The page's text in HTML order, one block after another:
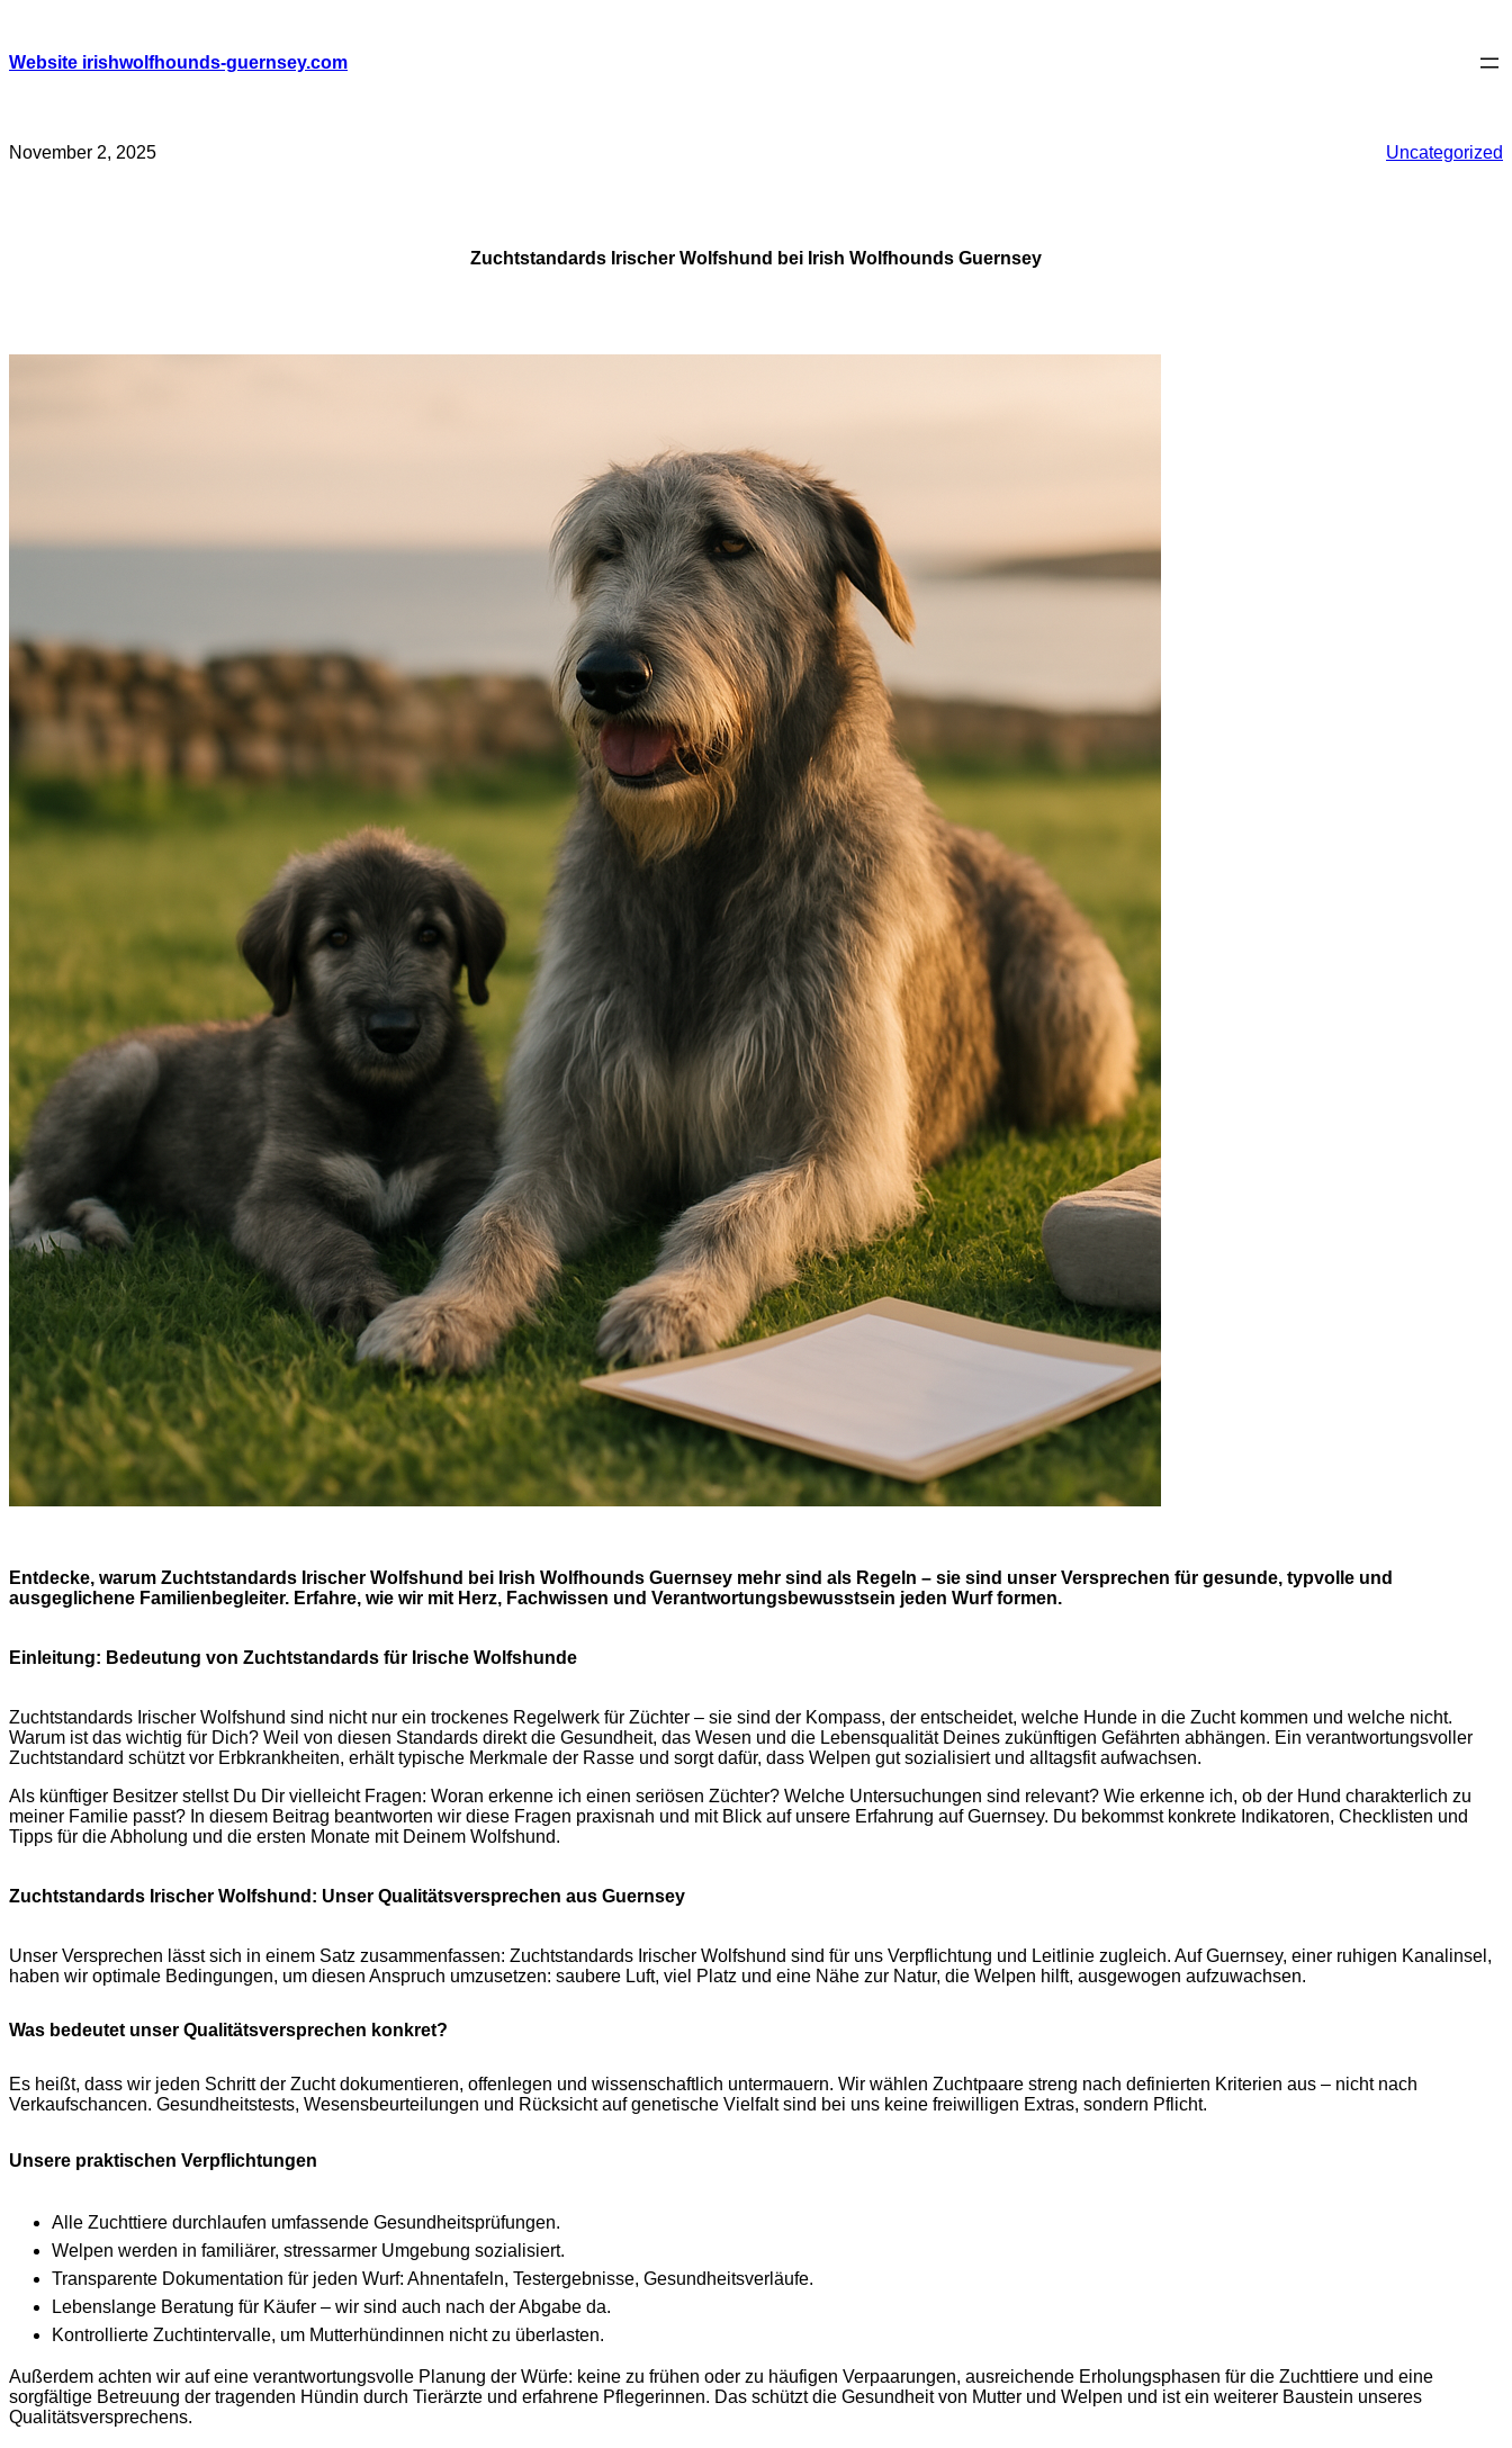
content
Website irishwolfhounds-guernsey.com
November 2, 2025 Uncategorized
Zuchtstandards Irischer Wolfshund bei Irish Wolfhounds Guernsey
Entdecke, warum Zuchtstandards Irischer Wolfshund bei Irish Wolfhounds Guernsey mehr sind als Regeln – sie sind unser Versprechen für gesunde, typvolle und
ausgeglichene Familienbegleiter. Erfahre, wie wir mit Herz, Fachwissen und Verantwortungsbewusstsein jeden Wurf formen.
Einleitung: Bedeutung von Zuchtstandards für Irische Wolfshunde
Zuchtstandards Irischer Wolfshund sind nicht nur ein trockenes Regelwerk für Züchter – sie sind der Kompass, der entscheidet, welche Hunde in die Zucht kommen und welche nicht.
Warum ist das wichtig für Dich? Weil von diesen Standards direkt die Gesundheit, das Wesen und die Lebensqualität Deines zukünftigen Gefährten abhängen. Ein verantwortungsvoller
Zuchtstandard schützt vor Erbkrankheiten, erhält typische Merkmale der Rasse und sorgt dafür, dass Welpen gut sozialisiert und alltagsfit aufwachsen.
Als künftiger Besitzer stellst Du Dir vielleicht Fragen: Woran erkenne ich einen seriösen Züchter? Welche Untersuchungen sind relevant? Wie erkenne ich, ob der Hund charakterlich zu
meiner Familie passt? In diesem Beitrag beantworten wir diese Fragen praxisnah und mit Blick auf unsere Erfahrung auf Guernsey. Du bekommst konkrete Indikatoren, Checklisten und
Tipps für die Abholung und die ersten Monate mit Deinem Wolfshund.
Zuchtstandards Irischer Wolfshund: Unser Qualitätsversprechen aus Guernsey
Unser Versprechen lässt sich in einem Satz zusammenfassen: Zuchtstandards Irischer Wolfshund sind für uns Verpflichtung und Leitlinie zugleich. Auf Guernsey, einer ruhigen Kanalinsel,
haben wir optimale Bedingungen, um diesen Anspruch umzusetzen: saubere Luft, viel Platz und eine Nähe zur Natur, die Welpen hilft, ausgewogen aufzuwachsen.
Was bedeutet unser Qualitätsversprechen konkret?
Es heißt, dass wir jeden Schritt der Zucht dokumentieren, offenlegen und wissenschaftlich untermauern. Wir wählen Zuchtpaare streng nach definierten Kriterien aus – nicht nach
Verkaufschancen. Gesundheitstests, Wesensbeurteilungen und Rücksicht auf genetische Vielfalt sind bei uns keine freiwilligen Extras, sondern Pflicht.
Unsere praktischen Verpflichtungen
Alle Zuchttiere durchlaufen umfassende Gesundheitsprüfungen.
Welpen werden in familiärer, stressarmer Umgebung sozialisiert.
Transparente Dokumentation für jeden Wurf: Ahnentafeln, Testergebnisse, Gesundheitsverläufe.
Lebenslange Beratung für Käufer – wir sind auch nach der Abgabe da.
Kontrollierte Zuchtintervalle, um Mutterhündinnen nicht zu überlasten.
Außerdem achten wir auf eine verantwortungsvolle Planung der Würfe: keine zu frühen oder zu häufigen Verpaarungen, ausreichende Erholungsphasen für die Zuchttiere und eine
sorgfältige Betreuung der tragenden Hündin durch Tierärzte und erfahrene Pflegerinnen. Das schützt die Gesundheit von Mutter und Welpen und ist ein weiterer Baustein unseres
Qualitätsversprechens.